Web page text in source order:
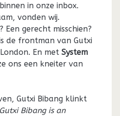
in onze inbox.
vonden wij.
Een gerecht misschien?
de frontman van Gutxi
En met System
ons een kneiter van
Gutxi Bibang klinkt
Bibang is an